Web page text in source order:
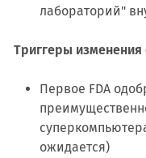
лабораторий"
Триггеры изменения
Первое FDA
ожидается)